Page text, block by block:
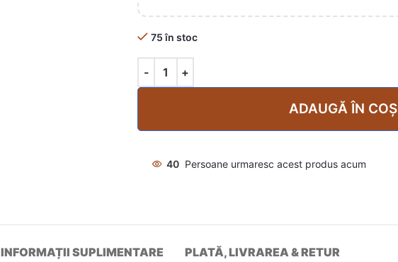
75 în stoc
ADAUGĂ ÎN COȘ
40 Persoane urmaresc acest produs acum
INFORMAȚII SUPLIMENTARE PLATĂ, LIVRAREA & RETUR